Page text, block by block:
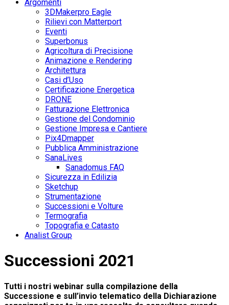
Argomenti
3DMakerpro Eagle
Rilievi con Matterport
Eventi
Superbonus
Agricoltura di Precisione
Animazione e Rendering
Architettura
Casi d’Uso
Certificazione Energetica
DRONE
Fatturazione Elettronica
Gestione del Condominio
Gestione Impresa e Cantiere
Pix4Dmapper
Pubblica Amministrazione
SanaLives
Sanadomus FAQ
Sicurezza in Edilizia
Sketchup
Strumentazione
Successioni e Volture
Termografia
Topografia e Catasto
Analist Group
Successioni 2021
Tutti i nostri webinar sulla compilazione della
Successione e sull’invio telematico della Dichiarazione